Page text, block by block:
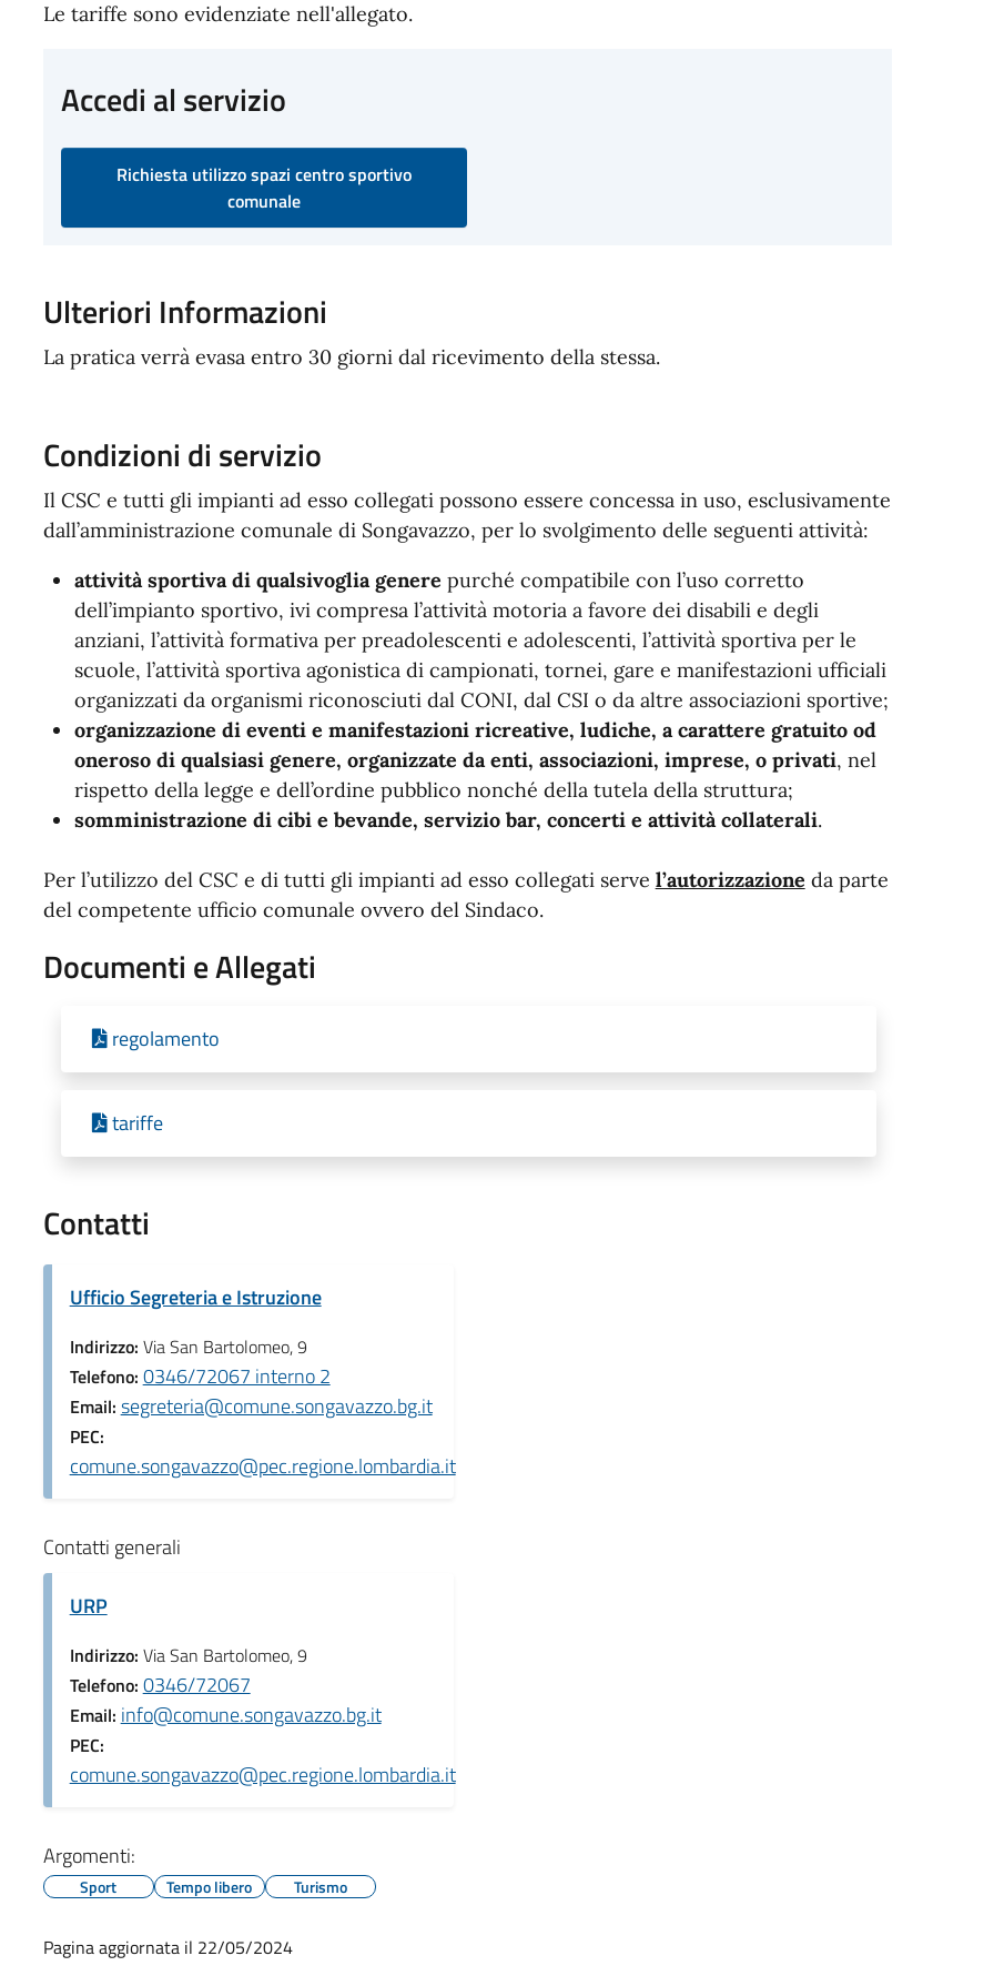
Le tariffe sono evidenziate nell'allegato.
Accedi al servizio
Richiesta utilizzo spazi centro sportivo
comunale
Ulteriori Informazioni
La pratica verrà evasa entro 30 giorni dal ricevimento della stessa.
Condizioni di servizio
Il CSC e tutti gli impianti ad esso collegati possono essere concessa in uso, esclusivamente
dall’amministrazione comunale di Songavazzo, per lo svolgimento delle seguenti attività:
attività sportiva di qualsivoglia genere purché compatibile con l’uso corretto
dell’impianto sportivo, ivi compresa l’attività motoria a favore dei disabili e degli
anziani, l’attività formativa per preadolescenti e adolescenti, l’attività sportiva per le
scuole, l’attività sportiva agonistica di campionati, tornei, gare e manifestazioni ufficiali
organizzati da organismi riconosciuti dal CONI, dal CSI o da altre associazioni sportive;
organizzazione di eventi e manifestazioni ricreative, ludiche, a carattere gratuito od
oneroso di qualsiasi genere, organizzate da enti, associazioni, imprese, o privati, nel
rispetto della legge e dell’ordine pubblico nonché della tutela della struttura;
somministrazione di cibi e bevande, servizio bar, concerti e attività collaterali.
Per l’utilizzo del CSC e di tutti gli impianti ad esso collegati serve l’autorizzazione da parte
del competente ufficio comunale ovvero del Sindaco.
Documenti e Allegati
regolamento
tariffe
Contatti
Ufficio Segreteria e Istruzione
Indirizzo: Via San Bartolomeo, 9
Telefono: 0346/72067 interno 2
Email: segreteria@comune.songavazzo.bg.it
PEC:
comune.songavazzo@pec.regione.lombardia.it
Contatti generali
URP
Indirizzo: Via San Bartolomeo, 9
Telefono: 0346/72067
Email: info@comune.songavazzo.bg.it
PEC:
comune.songavazzo@pec.regione.lombardia.it
Argomenti:
Sport Tempo libero Turismo
Pagina aggiornata il 22/05/2024